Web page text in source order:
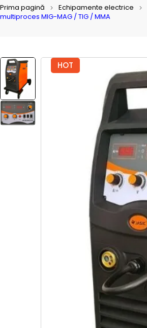
Prima pagină Echipamente electrice
multiproces MIG-MAG / TIG / MMA
HOT